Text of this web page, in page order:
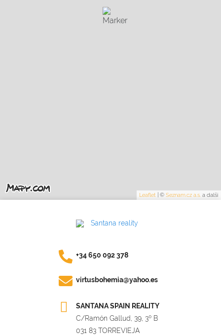
Leaflet ©Seznam.cz a.s. a další
+34 650 092 378
virtusbohemia@yahoo.es
SANTANA SPAIN REALITY
C/Ramón Gallud, 39, 3º B
031 83 TORREVIEJA